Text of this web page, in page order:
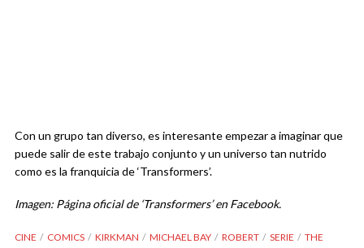
Con un grupo tan diverso, es interesante empezar a imaginar que
puede salir de este trabajo conjunto y un universo tan nutrido
como es la franquicia de ‘Transformers’.
Imagen: Página oficial de ‘Transformers’ en Facebook.
CINE COMICS KIRKMAN MICHAEL BAY ROBERT SERIE
THE